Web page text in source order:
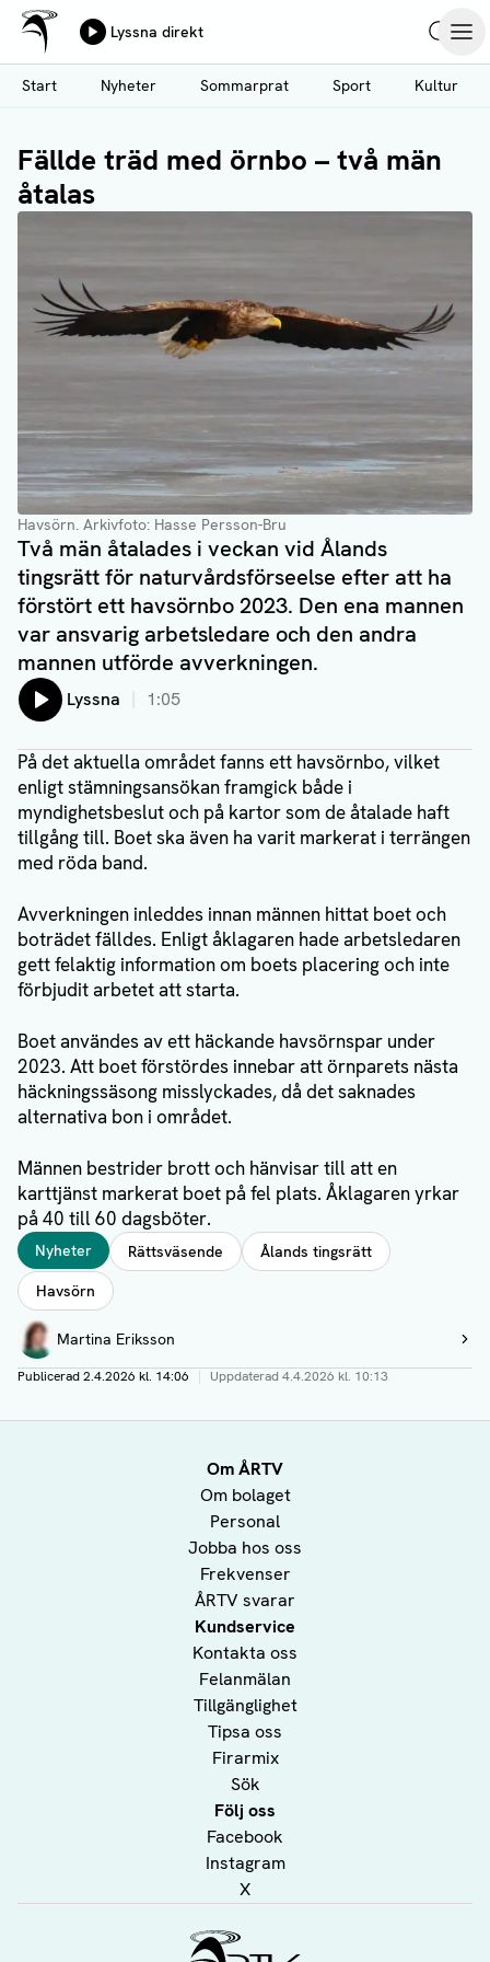
Hoppa
till
huvudinnehåll
Ålands Radio & TV
Lyssna direkt
Start
Nyheter Sommarprat Sport Kultur
Fällde träd med örnbo – två män
åtalas
Havsörn. Arkivfoto: Hasse Persson-Bru
Två män åtalades i veckan vid Ålands
tingsrätt för naturvårdsförseelse efter att ha
förstört ett havsörnbo 2023. Den ena mannen
var ansvarig arbetsledare och den andra
mannen utförde avverkningen.
Lyssna 1:05
På det aktuella området fanns ett havsörnbo, vilket
enligt stämningsansökan framgick både i
myndighetsbeslut och på kartor som de åtalade haft
tillgång till. Boet ska även ha varit markerat i terrängen
med röda band.
Avverkningen inleddes innan männen hittat boet och
boträdet fälldes. Enligt åklagaren hade arbetsledaren
gett felaktig information om boets placering och inte
förbjudit arbetet att starta.
Boet användes av ett häckande havsörnspar under
2023. Att boet förstördes innebar att örnparets nästa
häckningssäsong misslyckades, då det saknades
alternativa bon i området.
Männen bestrider brott och hänvisar till att en
karttjänst markerat boet på fel plats. Åklagaren yrkar
på 40 till 60 dagsböter.
Taggar
Nyheter Rättsväsende
Ålands tingsrätt
Havsörn
Författare
Martina Eriksson
Visa profil
Publicerad2.4.2026 kl. 14:06 | Uppdaterad4.4.2026 kl. 10:13
Om ÅRTV
Om bolaget
Personal
Jobba hos oss
Frekvenser
ÅRTV svarar
Kundservice
Kontakta oss
Felanmälan
Tillgänglighet
Tipsa oss
Firarmix
Sök
Följ oss
Facebook
Instagram
X